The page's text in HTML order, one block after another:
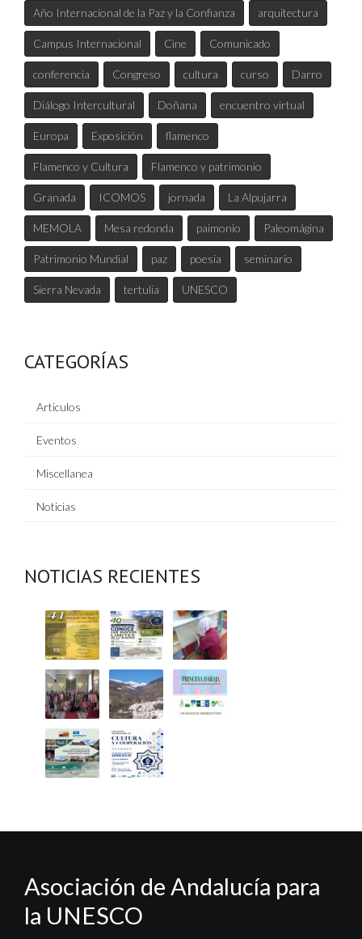
Año Internacional de la Paz y la Confianza arquitectura
Campus Internacional Cine Comunicado
conferencia Congreso cultura curso Darro
Diálogo Intercultural Doñana encuentro virtual
Europa Exposición flamenco
Flamenco y Cultura Flamenco y patrimonio
Granada ICOMOS jornada La Alpujarra
MEMOLA Mesa redonda paimonio Paleomágina
Patrimonio Mundial paz poesia seminario
Sierra Nevada tertulia UNESCO
CATEGORÍAS
Articulos
Eventos
Miscellanea
Noticias
NOTICIAS RECIENTES
Asociación de Andalucía para
la UNESCO